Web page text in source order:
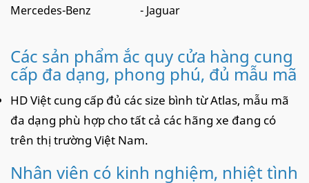
Mercedes-Benz
- Jaguar
Các sản phẩm ắc quy cửa hàng cung
cấp đa dạng, phong phú, đủ mẫu mã
HD Việt cung cấp đủ các size bình từ Atlas, mẫu mã
đa dạng phù hợp cho tất cả các hãng xe đang có
trên thị trường Việt Nam.
Nhân viên có kinh nghiệm, nhiệt tình